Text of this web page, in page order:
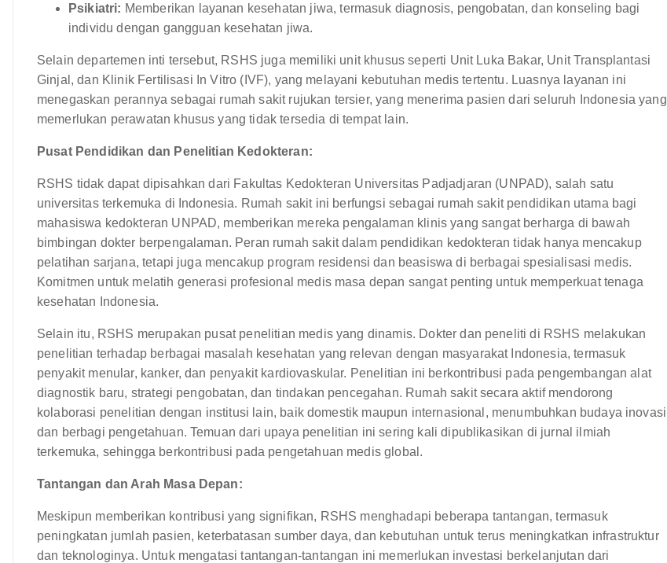
Psikiatri: Memberikan layanan kesehatan jiwa, termasuk diagnosis, pengobatan, dan konseling bagi
individu dengan gangguan kesehatan jiwa.
Selain departemen inti tersebut, RSHS juga memiliki unit khusus seperti Unit Luka Bakar, Unit Transplantasi
Ginjal, dan Klinik Fertilisasi In Vitro (IVF), yang melayani kebutuhan medis tertentu. Luasnya layanan ini
menegaskan perannya sebagai rumah sakit rujukan tersier, yang menerima pasien dari seluruh Indonesia yang
memerlukan perawatan khusus yang tidak tersedia di tempat lain.
Pusat Pendidikan dan Penelitian Kedokteran:
RSHS tidak dapat dipisahkan dari Fakultas Kedokteran Universitas Padjadjaran (UNPAD), salah satu
universitas terkemuka di Indonesia. Rumah sakit ini berfungsi sebagai rumah sakit pendidikan utama bagi
mahasiswa kedokteran UNPAD, memberikan mereka pengalaman klinis yang sangat berharga di bawah
bimbingan dokter berpengalaman. Peran rumah sakit dalam pendidikan kedokteran tidak hanya mencakup
pelatihan sarjana, tetapi juga mencakup program residensi dan beasiswa di berbagai spesialisasi medis.
Komitmen untuk melatih generasi profesional medis masa depan sangat penting untuk memperkuat tenaga
kesehatan Indonesia.
Selain itu, RSHS merupakan pusat penelitian medis yang dinamis. Dokter dan peneliti di RSHS melakukan
penelitian terhadap berbagai masalah kesehatan yang relevan dengan masyarakat Indonesia, termasuk
penyakit menular, kanker, dan penyakit kardiovaskular. Penelitian ini berkontribusi pada pengembangan alat
diagnostik baru, strategi pengobatan, dan tindakan pencegahan. Rumah sakit secara aktif mendorong
kolaborasi penelitian dengan institusi lain, baik domestik maupun internasional, menumbuhkan budaya inovasi
dan berbagi pengetahuan. Temuan dari upaya penelitian ini sering kali dipublikasikan di jurnal ilmiah
terkemuka, sehingga berkontribusi pada pengetahuan medis global.
Tantangan dan Arah Masa Depan:
Meskipun memberikan kontribusi yang signifikan, RSHS menghadapi beberapa tantangan, termasuk
peningkatan jumlah pasien, keterbatasan sumber daya, dan kebutuhan untuk terus meningkatkan infrastruktur
dan teknologinya. Untuk mengatasi tantangan-tantangan ini memerlukan investasi berkelanjutan dari